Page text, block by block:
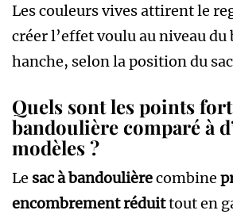
Les couleurs vives attirent le
créer l’effet voulu au niveau du
hanche, selon la position du
Quels sont les points
bandoulière comparé à
modèles ?
Le sac à bandoulièrecombine
encombrement réduittout en